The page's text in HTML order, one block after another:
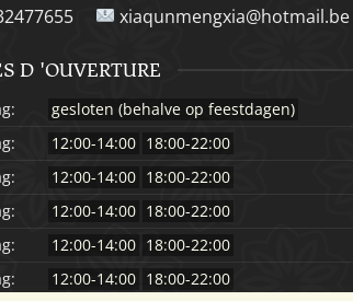
xiaqunmengxia@hotmail.be
D 'OUVERTURE
gesloten (behalve op feestdagen)
12:00-14:00 18:00-22:00
12:00-14:00 18:00-22:00
12:00-14:00 18:00-22:00
12:00-14:00 18:00-22:00
12:00-14:00 18:00-22:00